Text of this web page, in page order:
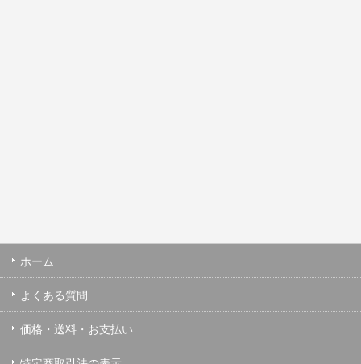
ホーム
よくある質問
価格・送料・お支払い